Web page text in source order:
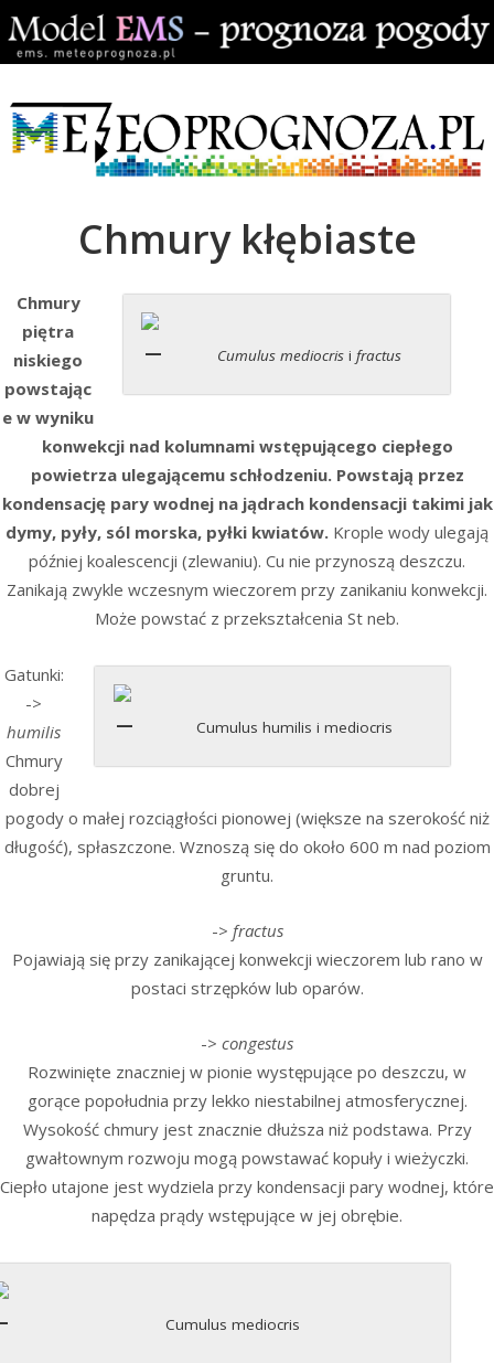
Chmury kłębiaste
Cumulus mediocrisi fractus
Chmury
piętra
niskiego
powstając
e w wyniku
konwekcji nad kolumnami wstępującego ciepłego
powietrza ulegającemu schłodzeniu. Powstają przez
kondensację pary wodnej na jądrach kondensacji takimi jak
dymy, pyły, sól morska, pyłki kwiatów. Krople wody ulegają
później koalescencji (zlewaniu). Cu nie przynoszą deszczu.
Zanikają zwykle wczesnym wieczorem przy zanikaniu konwekcji.
Może powstać z przekształcenia St neb.
Cumulus humilis i mediocris
Gatunki:
->
humilis
Chmury
dobrej
pogody o małej rozciągłości pionowej (większe na szerokość niż
długość), spłaszczone. Wznoszą się do około 600 m nad poziom
gruntu.
-> fractus
Pojawiają się przy zanikającej konwekcji wieczorem lub rano w
postaci strzępków lub oparów.
-> congestus
Rozwinięte znaczniej w pionie występujące po deszczu, w
gorące popołudnia przy lekko niestabilnej atmosferycznej.
Wysokość chmury jest znacznie dłuższa niż podstawa. Przy
gwałtownym rozwoju mogą powstawać kopuły i wieżyczki.
Ciepło utajone jest wydziela przy kondensacji pary wodnej, które
napędza prądy wstępujące w jej obrębie.
Cumulus mediocris